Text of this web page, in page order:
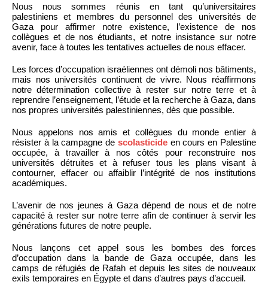
Nous nous sommes réunis en tant qu’universitaires
palestiniens et membres du personnel des universités de
Gaza pour affirmer notre existence, l’existence de nos
collègues et de nos étudiants, et notre insistance sur notre
avenir, face à toutes les tentatives actuelles de nous effacer.
Les forces d’occupation israéliennes ont démoli nos bâtiments,
mais nos universités continuent de vivre. Nous réaffirmons
notre détermination collective à rester sur notre terre et à
reprendre l’enseignement, l’étude et la recherche à Gaza, dans
nos propres universités palestiniennes, dès que possible.
Nous appelons nos amis et collègues du monde entier à
résister à la campagne de scolasticideen cours en Palestine
occupée, à travailler à nos côtés pour reconstruire nos
universités détruites et à refuser tous les plans visant à
contourner, effacer ou affaiblir l’intégrité de nos institutions
académiques.
L’avenir de nos jeunes à Gaza dépend de nous et de notre
capacité à rester sur notre terre afin de continuer à servir les
générations futures de notre peuple.
Nous lançons cet appel sous les bombes des forces
d’occupation dans la bande de Gaza occupée, dans les
camps de réfugiés de Rafah et depuis les sites de nouveaux
exils temporaires en Égypte et dans d’autres pays d’accueil.